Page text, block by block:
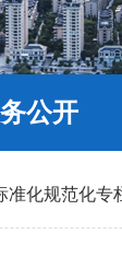
公开
准化规范化专